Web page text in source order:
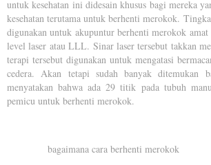
untuk kesehatan ini didesain khusus bagi mereka
kesehatan terutama untuk berhenti merokok.
digunakan untuk akupuntur berhenti merokok
level laser atau LLL. Sinar laser tersebut takkan
terapi tersebut digunakan untuk mengatasi
cedera. Akan tetapi sudah banyak ditemukan
menyatakan bahwa ada 29 titik pada tubuh
pemicu untuk berhenti merokok.
bagaimana cara berhenti merokok